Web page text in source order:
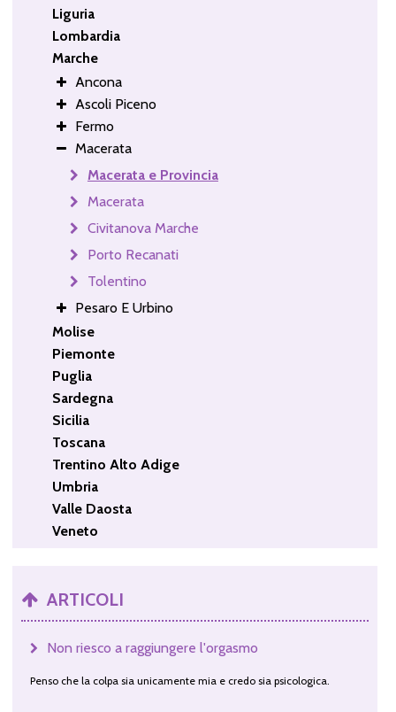
Liguria
Lombardia
Marche
Ancona
Ascoli Piceno
Fermo
Macerata
Macerata e Provincia
Macerata
Civitanova Marche
Porto Recanati
Tolentino
Pesaro E Urbino
Molise
Piemonte
Puglia
Sardegna
Sicilia
Toscana
Trentino Alto Adige
Umbria
Valle Daosta
Veneto
ARTICOLI
Non riesco a raggiungere l'orgasmo
Penso che la colpa sia unicamente mia e credo sia psicologica.